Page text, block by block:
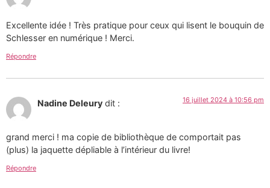
Excellente idée ! Très pratique pour ceux qui lisent le bouquin de
Schlesser en numérique ! Merci.
Répondre
Nadine Deleury dit : 16 juillet 2024 à 10:56 pm
grand merci ! ma copie de bibliothèque de comportait pas
(plus) la jaquette dépliable à l’intérieur du livre!
Répondre